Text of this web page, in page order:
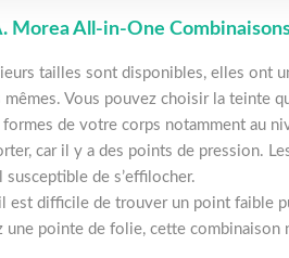
Morea All-in-One
tailles sont disponibles, elles ont
Vous pouvez choisir la teinte
de votre corps notamment au
car il y a des points de pression.
susceptible de s’effilocher.
est difficile de trouver un point faible
une pointe de folie, cette combinaison